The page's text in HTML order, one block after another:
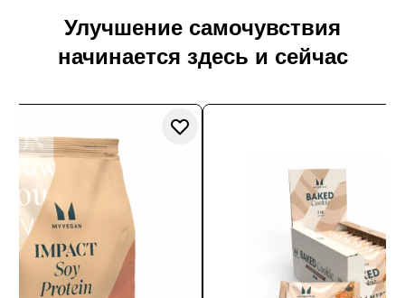
Улучшение самочувствия
начинается здесь и сейчас